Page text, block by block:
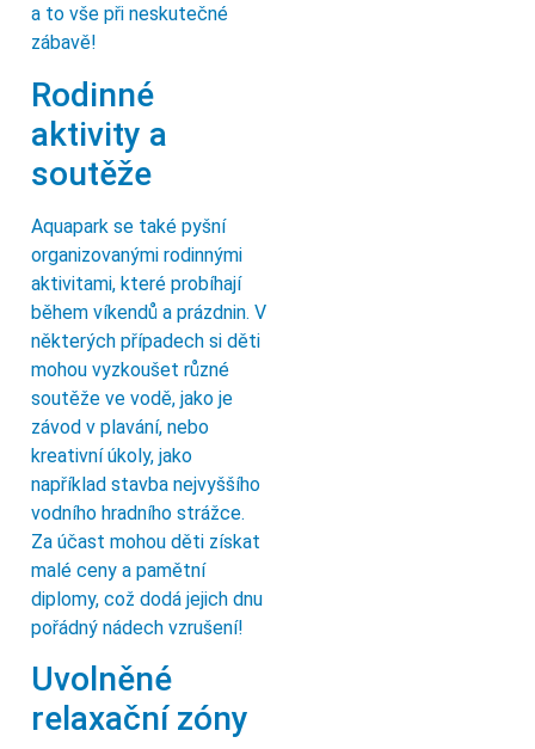
a to vše při neskutečné
zábavě!
Rodinné
aktivity a
soutěže
Aquapark se také pyšní
organizovanými rodinnými
aktivitami, které probíhají
během víkendů a prázdnin. V
některých případech si děti
mohou vyzkoušet různé
soutěže ve vodě, jako je
závod v plavání, nebo
kreativní úkoly, jako
například stavba nejvyššího
vodního hradního strážce.
Za účast mohou děti získat
malé ceny a pamětní
diplomy, což dodá jejich dnu
pořádný nádech vzrušení!
Uvolněné
relaxační zóny